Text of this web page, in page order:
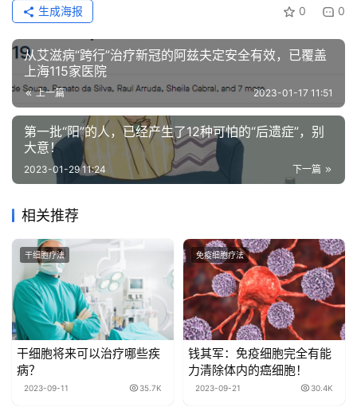
0 0
生成海报
从艾滋病“跨行”治疗新冠的阿兹夫定安全有效，已覆盖
上海115家医院
上一篇 2023-01-17 11:51
第一批“阳”的人，已经产生了12种可怕的“后遗症”，别
大意！
下一篇
2023-01-29 11:24
相关推荐
干细胞疗法
干细胞将来可以治疗哪些疾
病？
2023-09-11 35.7K
免疫细胞疗法
钱其军：免疫细胞完全有能
力清除体内的癌细胞！
2023-09-21 30.4K